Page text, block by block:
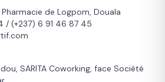
de Logpom, Douala
/ (+237) 6 91 46 87 45
SARITA Coworking, face Société